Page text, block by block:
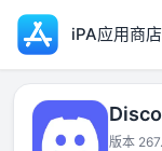
iPA应用商店
版本